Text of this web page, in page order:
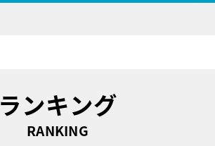
ランキング
RANKING